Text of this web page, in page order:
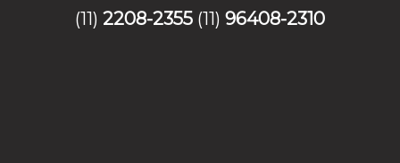
(11) 2208-2355 (11) 96408-2310